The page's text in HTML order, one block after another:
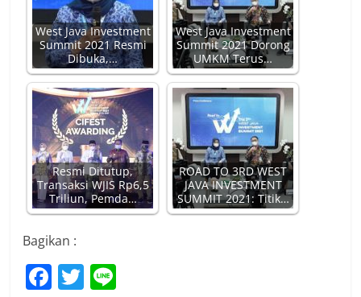
West Java Investment
Summit 2021 Resmi
Dibuka,…
West Java Investment
Summit 2021 Dorong
UMKM Terus…
Resmi Ditutup,
Transaksi WJIS Rp6,5
Triliun, Pemda…
ROAD TO 3RD WEST
JAVA INVESTMENT
SUMMIT 2021: Titik…
Bagikan :
F T